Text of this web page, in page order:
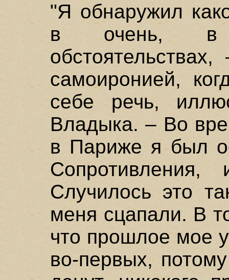
"Я обнаружил
в очень, в
самоиронией,
себе речь,
Владыка. – Во
в Париже я был
Случилось это
меня сцапали. В
что прошлое мое
во-первых,